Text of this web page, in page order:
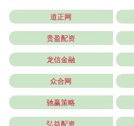
道正网
贵盈配资
龙信金融
众合网
驰赢策略
弘益配资